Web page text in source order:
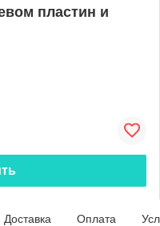
пластин и
Доставка Оплата